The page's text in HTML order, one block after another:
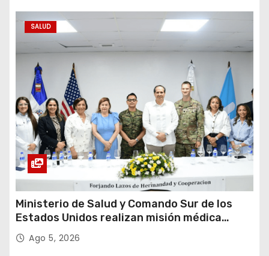
SALUD
Ministerio de Salud y Comando Sur de los
Estados Unidos realizan misión médica
Amistad 2026 en La Vega
Ago 5, 2026